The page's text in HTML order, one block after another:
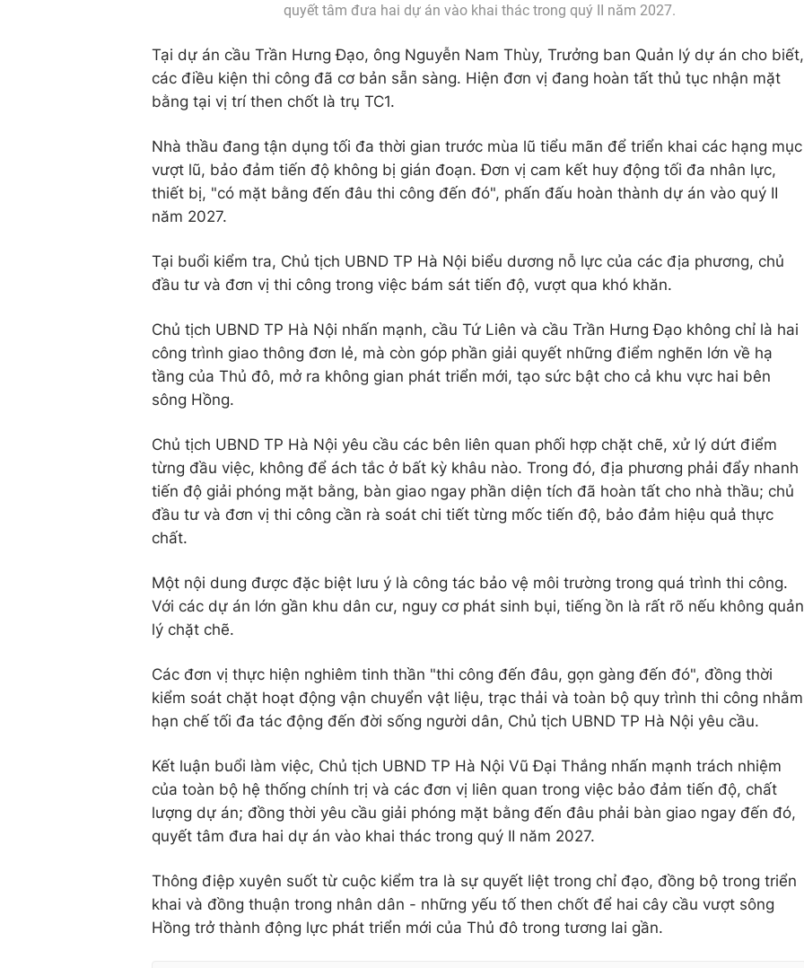
quyết tâm đưa hai dự án vào khai thác trong quý II năm 2027.
Tại dự án cầu Trần Hưng Đạo, ông Nguyễn Nam Thùy, Trưởng ban Quản lý dự án cho biết,
các điều kiện thi công đã cơ bản sẵn sàng. Hiện đơn vị đang hoàn tất thủ tục nhận mặt
bằng tại vị trí then chốt là trụ TC1.
Nhà thầu đang tận dụng tối đa thời gian trước mùa lũ tiểu mãn để triển khai các hạng mục
vượt lũ, bảo đảm tiến độ không bị gián đoạn. Đơn vị cam kết huy động tối đa nhân lực,
thiết bị, "có mặt bằng đến đâu thi công đến đó", phấn đấu hoàn thành dự án vào quý II
năm 2027.
Tại buổi kiểm tra, Chủ tịch UBND TP Hà Nội biểu dương nỗ lực của các địa phương, chủ
đầu tư và đơn vị thi công trong việc bám sát tiến độ, vượt qua khó khăn.
Chủ tịch UBND TP Hà Nội nhấn mạnh, cầu Tứ Liên và cầu Trần Hưng Đạo không chỉ là hai
công trình giao thông đơn lẻ, mà còn góp phần giải quyết những điểm nghẽn lớn về hạ
tầng của Thủ đô, mở ra không gian phát triển mới, tạo sức bật cho cả khu vực hai bên
sông Hồng.
Chủ tịch UBND TP Hà Nội yêu cầu các bên liên quan phối hợp chặt chẽ, xử lý dứt điểm
từng đầu việc, không để ách tắc ở bất kỳ khâu nào. Trong đó, địa phương phải đẩy nhanh
tiến độ giải phóng mặt bằng, bàn giao ngay phần diện tích đã hoàn tất cho nhà thầu; chủ
đầu tư và đơn vị thi công cần rà soát chi tiết từng mốc tiến độ, bảo đảm hiệu quả thực
chất.
Một nội dung được đặc biệt lưu ý là công tác bảo vệ môi trường trong quá trình thi công.
Với các dự án lớn gần khu dân cư, nguy cơ phát sinh bụi, tiếng ồn là rất rõ nếu không quản
lý chặt chẽ.
Các đơn vị thực hiện nghiêm tinh thần "thi công đến đâu, gọn gàng đến đó", đồng thời
kiểm soát chặt hoạt động vận chuyển vật liệu, trạc thải và toàn bộ quy trình thi công nhằm
hạn chế tối đa tác động đến đời sống người dân, Chủ tịch UBND TP Hà Nội yêu cầu.
Kết luận buổi làm việc, Chủ tịch UBND TP Hà Nội Vũ Đại Thắng nhấn mạnh trách nhiệm
của toàn bộ hệ thống chính trị và các đơn vị liên quan trong việc bảo đảm tiến độ, chất
lượng dự án; đồng thời yêu cầu giải phóng mặt bằng đến đâu phải bàn giao ngay đến đó,
quyết tâm đưa hai dự án vào khai thác trong quý II năm 2027.
Thông điệp xuyên suốt từ cuộc kiểm tra là sự quyết liệt trong chỉ đạo, đồng bộ trong triển
khai và đồng thuận trong nhân dân - những yếu tố then chốt để hai cây cầu vượt sông
Hồng trở thành động lực phát triển mới của Thủ đô trong tương lai gần.